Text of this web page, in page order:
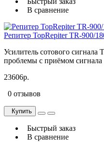
В сравнение
Репитер TopRepiter TR-900/
Усилитель сотового сигнала
проблемы с приёмом
23606р.
0 отзывов
Купить
Быстрый заказ
В сравнение